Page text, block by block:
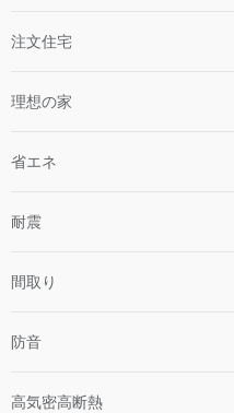
注文住宅
理想の家
省エネ
耐震
間取り
防音
高気密高断熱